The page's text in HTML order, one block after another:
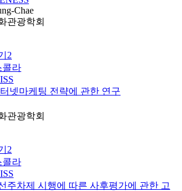
Chae
관광학회
2
콜라
넷마케팅 전략에 관한 연구
관광학회
2
콜라
주차제 시행에 따른 사후평가에 관한 고